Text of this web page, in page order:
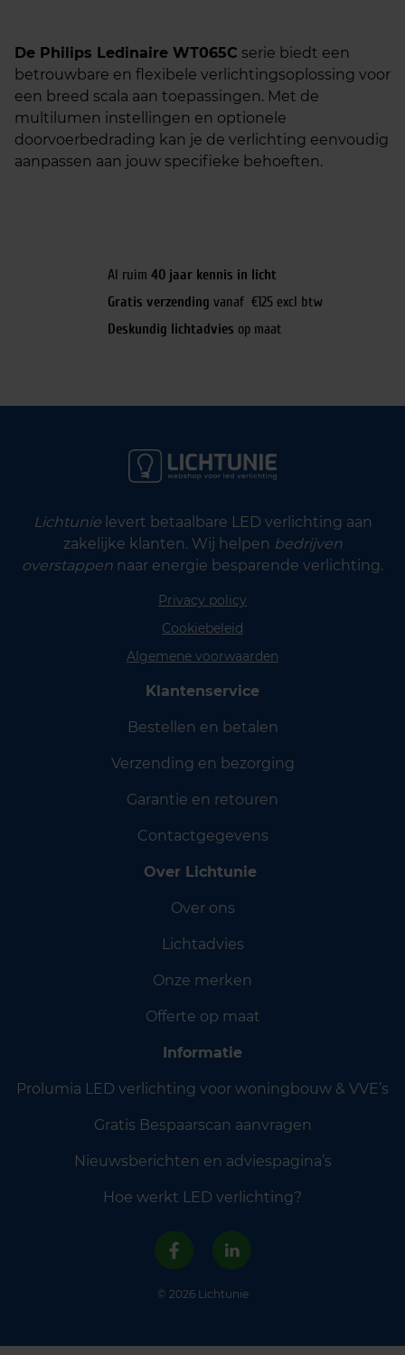
De Philips Ledinaire WT065C serie biedt een
betrouwbare en flexibele verlichtingsoplossing voor
een breed scala aan toepassingen. Met de
multilumen instellingen en optionele
doorvoerbedrading kan je de verlichting eenvoudig
aanpassen aan jouw specifieke behoeften.
Al ruim 40 jaar kennis in licht
Gratis verzending vanaf €125 excl btw
Deskundig lichtadvies op maat
Lichtunielevert betaalbare LED verlichting aan
zakelijke klanten. Wij helpen bedrijven
overstappen naar energie besparende verlichting.
Privacy policy
Cookiebeleid
Algemene voorwaarden
Klantenservice
Bestellen en betalen
Verzending en bezorging
Garantie en retouren
Contactgegevens
Over Lichtunie
Over ons
Lichtadvies
Onze merken
Offerte op maat
Informatie
Prolumia LED verlichting voor woningbouw & VVE’s
Gratis Bespaarscan aanvragen
Nieuwsberichten en adviespagina’s
Hoe werkt LED verlichting?
© 2026 Lichtunie